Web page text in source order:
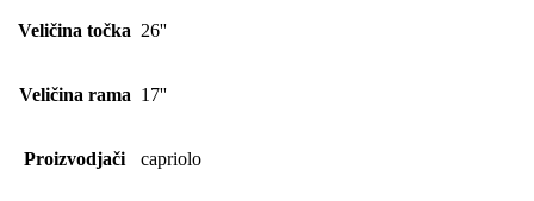
Veličina točka 26''
Veličina rama 17''
Proizvodjači capriolo